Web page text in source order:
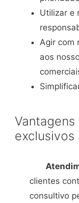
Utilizar e
Agir com
aos
exclusivos
clientes
consultivo